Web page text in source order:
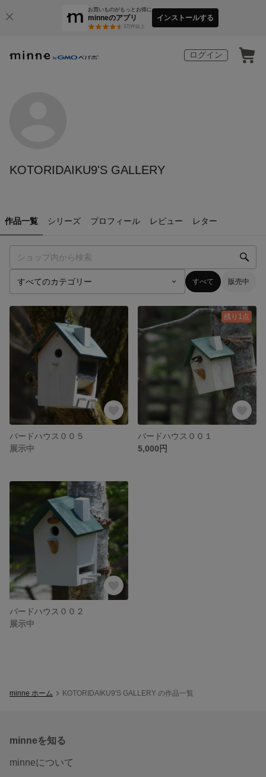
お買いものがもっとお得に
minneのアプリ
3万件以上
インストールする
ログイン
KOTORIDAIKU9'S GALLERY
作品一覧 シリーズ プロフィール レビュー レター
すべて 販売中
バードハウス００５
展示中
残り1点
バードハウス００１
5,000円
バードハウス００２
展示中
minne ホーム KOTORIDAIKU9'S GALLERY の作品一覧
minneを知る
minneについて